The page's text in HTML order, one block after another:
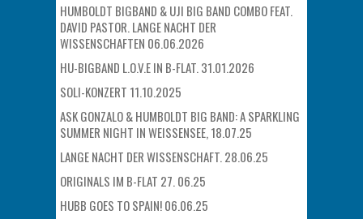
HUMBOLDT BIGBAND & UJI BIG BAND COMBO FEAT.
DAVID PASTOR. LANGE NACHT DER
WISSENSCHAFTEN 06.06.2026
HU-BIGBAND L.O.V.E IN B-FLAT. 31.01.2026
SOLI-KONZERT 11.10.2025
ASK GONZALO & HUMBOLDT BIG BAND: A SPARKLING
SUMMER NIGHT IN WEISSENSEE, 18.07.25
LANGE NACHT DER WISSENSCHAFT. 28.06.25
ORIGINALS IM B-FLAT 27. 06.25
HUBB GOES TO SPAIN! 06.06.25